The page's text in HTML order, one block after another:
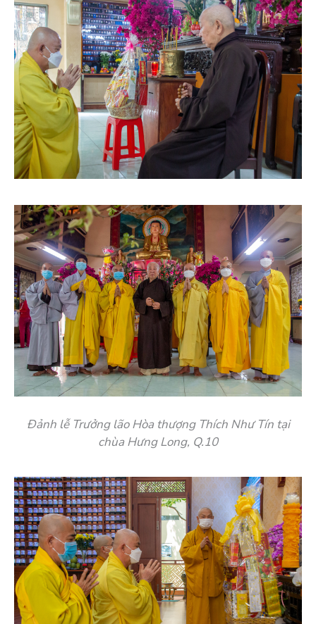
Đảnh lễ Trưởng lão Hòa thượng Thích Như Tín tại
chùa Hưng Long, Q.10